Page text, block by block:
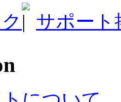
サポート